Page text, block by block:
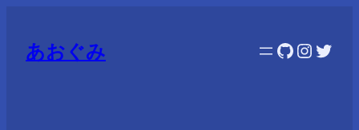
あおぐみ GitHub